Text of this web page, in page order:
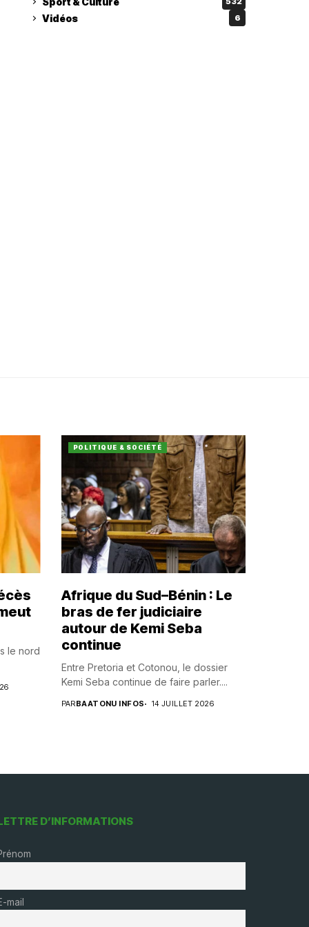
Vidéos 6
le nord
POLITIQUE & SOCIÉTÉ
Afrique du Sud–Bénin : Le
bras de fer judiciaire
autour de Kemi Seba
continue
Entre Pretoria et Cotonou, le dossier
Kemi Seba continue de faire parler....
PARBAATONU INFOS 14 JUILLET 2026
D’INFORMATIONS
mail